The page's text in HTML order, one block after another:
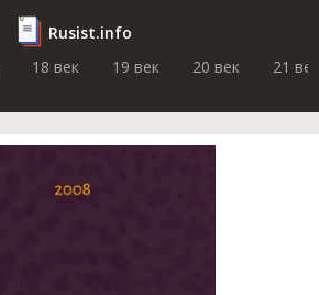
Rusist.info
18 век 19 век 20 век 21 век